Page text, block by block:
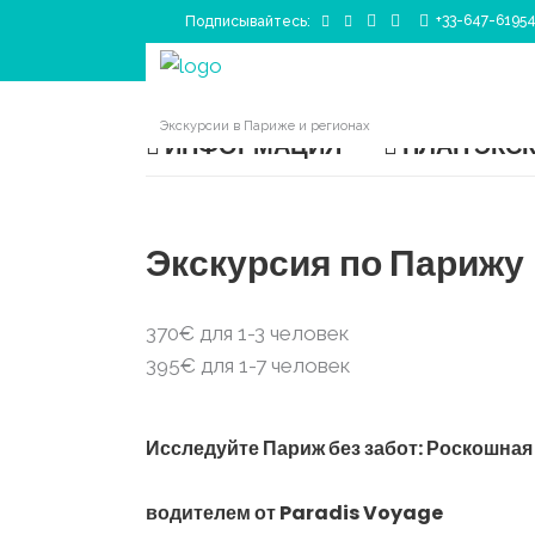
Подписывайтесь: +33-647-
Экскурсии в Париже и регионах
ИНФОРМАЦИЯ ПЛАН
Экскурсия по Парижу
370€ для 1-3 человек
395€ для 1-7 человек
Исследуйте Париж без забот:
водителем от Paradis Voyage